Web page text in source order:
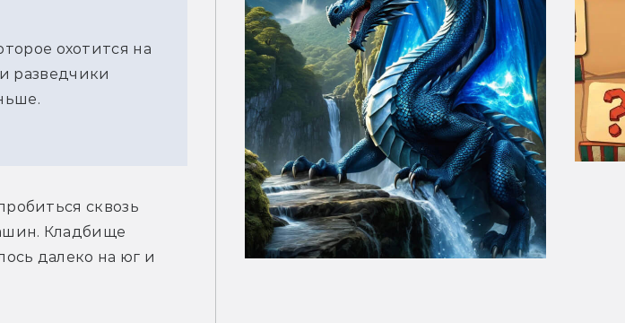
охотится на
разведчики
сквозь
Кладбище
далеко на юг и